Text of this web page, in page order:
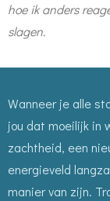
hoe ik anders
slagen.
Wanneer je alle
jou dat moeilijk in
zachtheid, een
energieveld
manier van zijn.